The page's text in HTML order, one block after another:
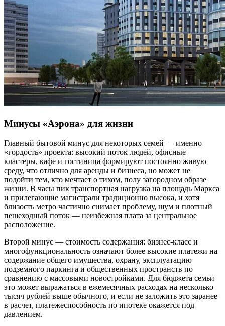
Минусы «Аэрона» для жизни
Главный бытовой минус для некоторых семей — именно
«гордость» проекта: высокий поток людей, офисные
кластеры, кафе и гостиница формируют постоянно живую
среду, что отлично для аренды и бизнеса, но может не
подойти тем, кто мечтает о тихом, полу загородном образе
жизни. В часы пик транспортная нагрузка на площадь Маркса
и прилегающие магистрали традиционно высока, и хотя
близость метро частично снимает проблему, шум и плотный
пешеходный поток — неизбежная плата за центральное
расположение.
Второй минус — стоимость содержания: бизнес-класс и
многофункциональность означают более высокие платежи на
содержание общего имущества, охрану, эксплуатацию
подземного паркинга и общественных пространств по
сравнению с массовыми новостройками. Для бюджета семьи
это может выражаться в ежемесячных расходах на несколько
тысяч рублей выше обычного, и если не заложить это заранее
в расчет, платежеспособность по ипотеке окажется под
давлением.